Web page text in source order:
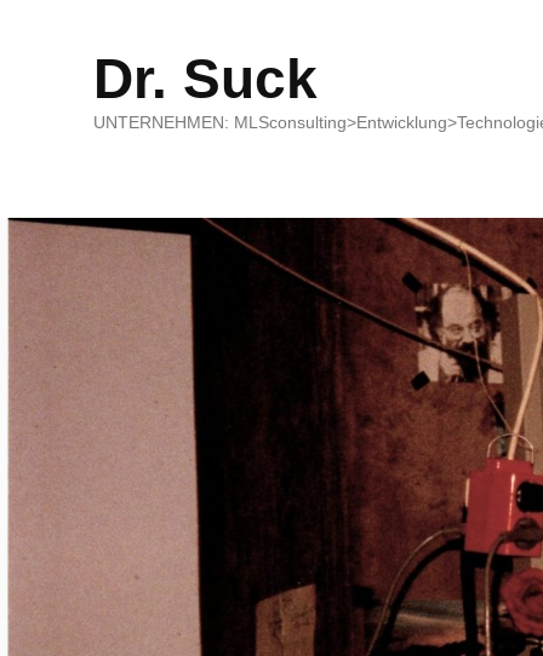
Dr. Suck
UNTERNEHMEN: